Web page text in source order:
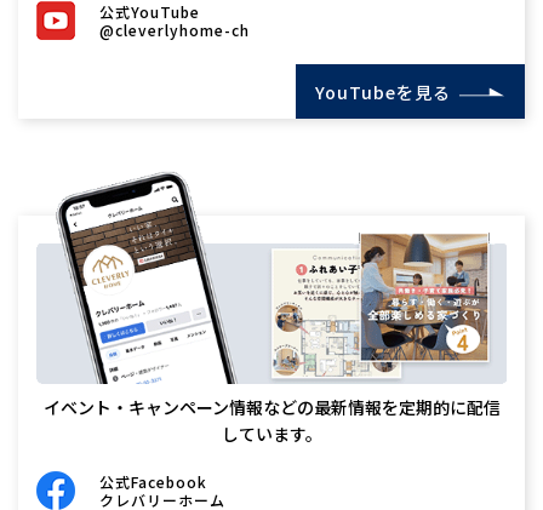
公式YouTube
@cleverlyhome-ch
YouTubeを見る
イベント・キャンペーン情報などの最新情報を定期的に配信
しています。
公式Facebook
クレバリーホーム